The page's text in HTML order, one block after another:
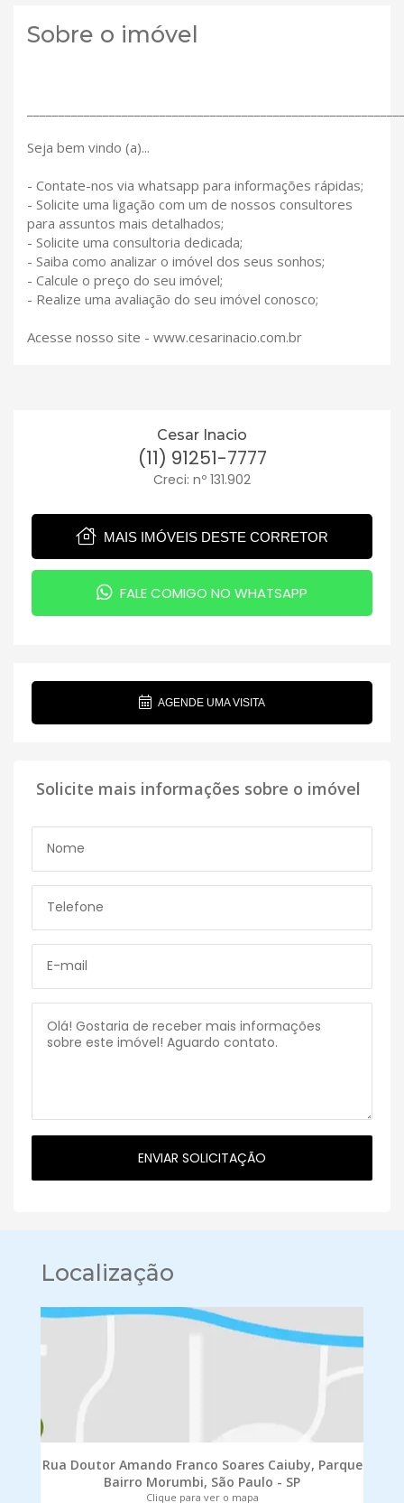
Sobre o imóvel
Seja bem vindo (a)...
- Contate-nos via whatsapp para informações rápidas;
- Solicite uma ligação com um de nossos consultores
para assuntos mais detalhados;
- Solicite uma consultoria dedicada;
- Saiba como analizar o imóvel dos seus sonhos;
- Calcule o preço do seu imóvel;
- Realize uma avaliação do seu imóvel conosco;
Acesse nosso site - www.cesarinacio.com.br
Cesar Inacio
(11) 91251-7777
Creci: nº 131.902
MAIS IMÓVEIS DESTE CORRETOR
FALE COMIGO NO WHATSAPP
AGENDE UMA VISITA
Solicite mais informações sobre o imóvel
Localização
Rua Doutor Amando Franco Soares Caiuby, Parque
Bairro Morumbi, São Paulo - SP
Clique para ver o mapa